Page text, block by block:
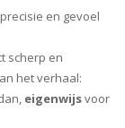
en gevoel
scherp en
het verhaal:
eigenwijsvoor